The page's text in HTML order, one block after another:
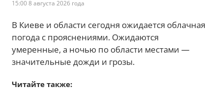
15:00 8 августа 2026 года
В Киеве и области сегодня ожидается облачная
погода с прояснениями. Ожидаются
умеренные, а ночью по области местами —
значительные дожди и грозы.
Читайте также: